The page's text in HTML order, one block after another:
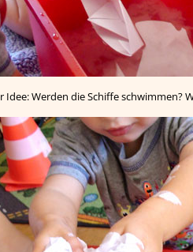
Idee: Werden die Schiffe schwimmen?